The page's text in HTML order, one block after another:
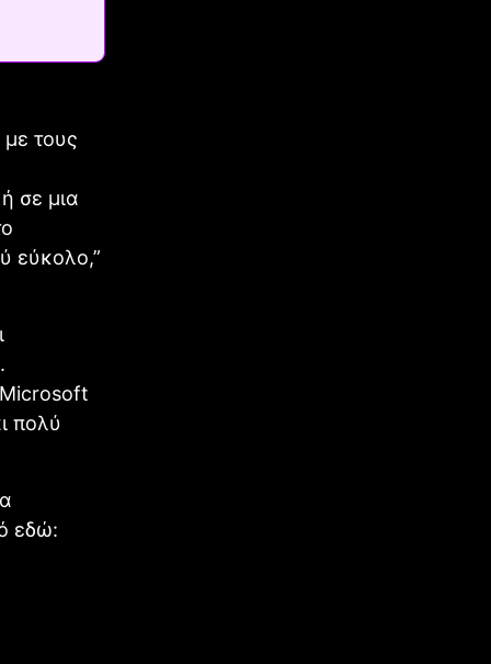
τους
σε μια
εύκολο,”
Microsoft
πολύ
εδώ: